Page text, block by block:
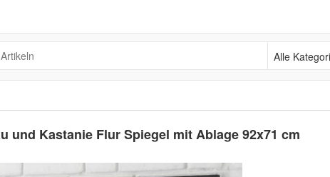
Alle Kategorien
und Kastanie Flur Spiegel mit Ablage 92x71 cm